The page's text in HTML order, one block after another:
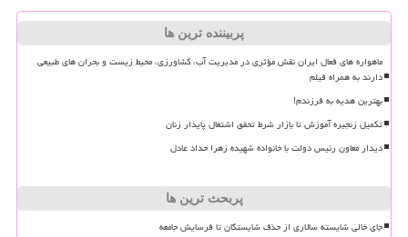
پربیننده ترین ها
ماهواره های فعال ایران نقش مؤثری در مدیریت آب، کشاورزی، محیط زیست و بحران های طبیعی
دارند به همراه فیلم
بهترین هدیه به فرزندم!
تکمیل زنجیره آموزش تا بازار شرط تحقق اشتغال پایدار زنان
دیدار معاون رئیس دولت با خانواده شهیده زهرا حداد عادل
پربحث ترین ها
جای خالی شایسته سالاری از حذف شایستگان تا فرسایش جامعه